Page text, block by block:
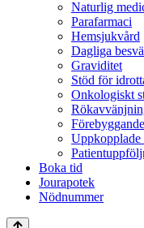
Naturlig
Parafarmaci
Hemsjukvård
Dagliga
Graviditet
Stöd för
Onkologiskt
Uppkopplade
Boka tid
Jourapotek
Nödnummer